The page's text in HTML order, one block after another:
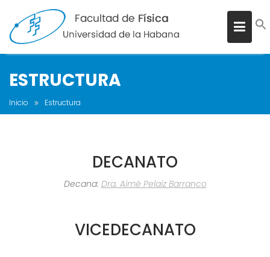
ESTRUCTURA
Inicio Estructura
DECANATO
Decana: Dra. Aimé Pelaiz Barranco
VICEDECANATO